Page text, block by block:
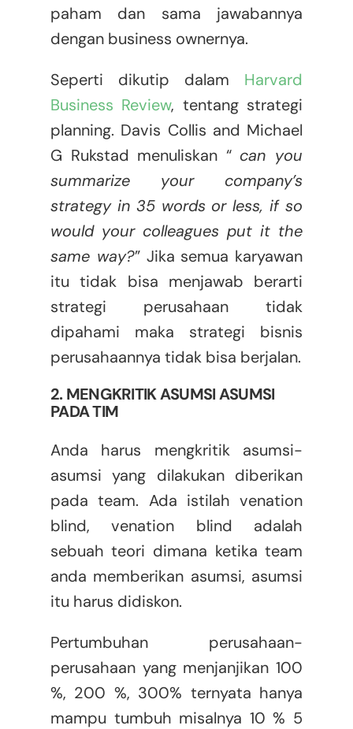
paham dan sama jawabannya
dengan business ownernya.
Seperti dikutip dalam Harvard
Business Review, tentang strategi
planning. Davis Collis and Michael
G Rukstad menuliskan “ can you
summarize your company’s
strategy in 35 words or less, if so
would your colleagues put it the
same way?” Jika semua karyawan
itu tidak bisa menjawab berarti
strategi perusahaan tidak
dipahami maka strategi bisnis
perusahaannya tidak bisa berjalan.
2. MENGKRITIK ASUMSI ASUMSI
PADA TIM
Anda harus mengkritik asumsi-
asumsi yang dilakukan diberikan
pada team. Ada istilah venation
blind, venation blind adalah
sebuah teori dimana ketika team
anda memberikan asumsi, asumsi
itu harus didiskon.
Pertumbuhan perusahaan-
perusahaan yang menjanjikan 100
%, 200 %, 300% ternyata hanya
mampu tumbuh misalnya 10 % 5